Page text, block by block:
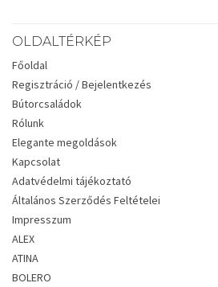
OLDALTÉRKÉP
Főoldal
Regisztráció / Bejelentkezés
Bútorcsaládok
Rólunk
Elegante megoldások
Kapcsolat
Adatvédelmi tájékoztató
Általános Szerződés Feltételei
Impresszum
ALEX
ATINA
BOLERO